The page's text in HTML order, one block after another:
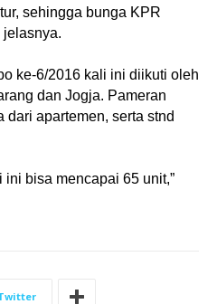
sehingga bunga KPR
jelasnya.
ke-6/2016 kali ini diikuti oleh
dan Jogja. Pameran
apartemen, serta stnd
ini bisa mencapai 65 unit,”